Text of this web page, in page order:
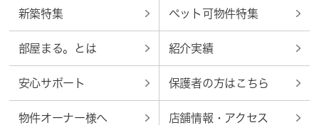
新築特集 ペット可物件特集
部屋まる。とは 紹介実績
安心サポート 保護者の方はこちら
物件オーナー様へ 店舗情報・アクセス